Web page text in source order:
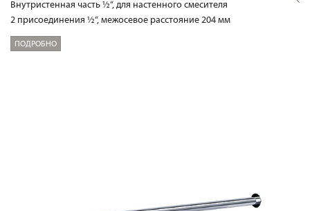
Внутристенная часть ½“, для настенного смесителя
2 присоединения ½“, межосевое расстояние 204 мм
ПОДРОБНО